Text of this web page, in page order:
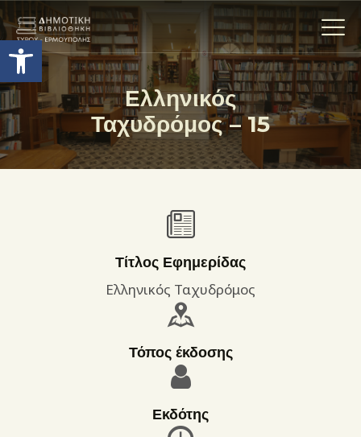
Ανοίξτε τη γραμμή εργαλείων
Ελληνικός
Ταχυδρόμος – 15
Η ΒΙΒΛΙΟΘΗΚΗ
ΟΙ ΣΥΛΛΟΓΈΣ
ΕΚΘΕΣΕΙΣ
ΨΗΦΙΑΚΌ ΑΡΧΕΊΟ
ΔΡΑΣΤΗΡΙΟΤΗΤΕΣ
ΕΠΙΚΟΙΝΩΝΊΑ
ΌΡΟΙ ΧΡΉΣΗΣ
Τίτλος Εφημερίδας
Ελληνικός Ταχυδρόμος
Τόπος έκδοσης
Εκδότης